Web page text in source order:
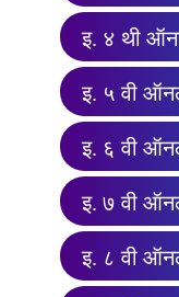
इ. ४ थी
इ. ५ वी
इ. ६ वी
इ. ७ वी
इ. ८ वी